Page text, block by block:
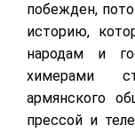
побежден,
историю,
народам и
химерами
армянского
прессой и